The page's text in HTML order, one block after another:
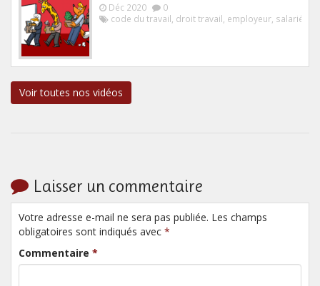
Déc 2020
0
code du travail, droit travail, employeur, salarié
Voir toutes nos vidéos
Laisser un commentaire
Votre adresse e-mail ne sera pas publiée. Les champs
obligatoires sont indiqués avec *
Commentaire *